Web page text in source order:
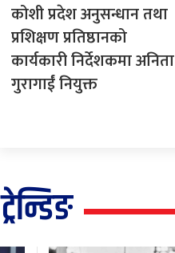
कोशी प्रदेश अनुसन्धान तथा
प्रशिक्षण प्रतिष्ठानको
कार्यकारी निर्देशकमा अनिता
गुरागाईं नियुक्त
ट्रेन्डिङ